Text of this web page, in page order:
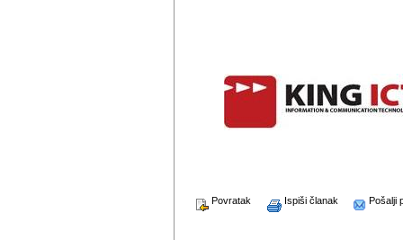
Povratak Ispiši članak Pošalji